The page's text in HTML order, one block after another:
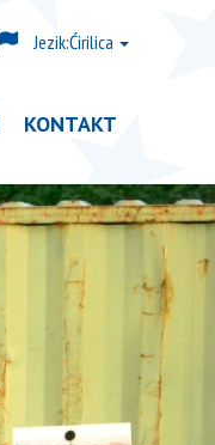
Jezik:Ćirilica
KONTAKT